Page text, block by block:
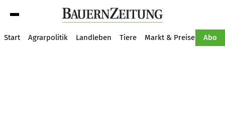
Start Agrarpolitik Landleben Tiere Markt & Preise Abo